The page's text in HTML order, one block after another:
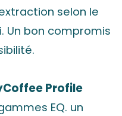
selon le
Un bon compromis
Profile
EQ. un